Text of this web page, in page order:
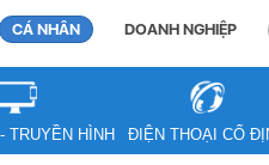
CÁ NHÂN DOANH NGHIỆP
TRUYỀN HÌNH ĐIỆN THOẠI CỐ